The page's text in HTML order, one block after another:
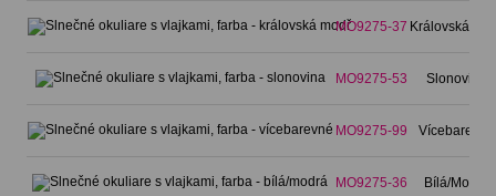
MO9275-37 Královská
MO9275-53 Slonovina
MO9275-99 Vícebarevné
MO9275-36 Bílá/Modrá